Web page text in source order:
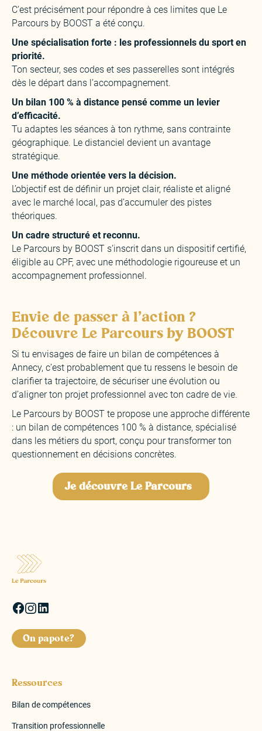
C’est précisément pour répondre à ces limites que Le
Parcours by BOOST a été conçu.
Une spécialisation forte : les professionnels du sport en
priorité.
Ton secteur, ses codes et ses passerelles sont intégrés
dès le départ dans l’accompagnement.
Un bilan 100 % à distance pensé comme un levier
d’efficacité.
Tu adaptes les séances à ton rythme, sans contrainte
géographique. Le distanciel devient un avantage
stratégique.
Une méthode orientée vers la décision.
L’objectif est de définir un projet clair, réaliste et aligné
avec le marché local, pas d’accumuler des pistes
théoriques.
Un cadre structuré et reconnu.
Le Parcours by BOOST s’inscrit dans un dispositif certifié,
éligible au CPF, avec une méthodologie rigoureuse et un
accompagnement professionnel.
Envie de passer à l’action ?
Découvre Le Parcours by BOOST
Si tu envisages de faire un bilan de compétences à
Annecy, c’est probablement que tu ressens le besoin de
clarifier ta trajectoire, de sécuriser une évolution ou
d’aligner ton projet professionnel avec ton cadre de vie.
Le Parcours by BOOST te propose une approche différente
: un bilan de compétences 100 % à distance, spécialisé
dans les métiers du sport, conçu pour transformer ton
questionnement en décisions concrètes.
Je découvre Le Parcours
On papote?
Ressources
Bilan de compétences
Transition professionnelle